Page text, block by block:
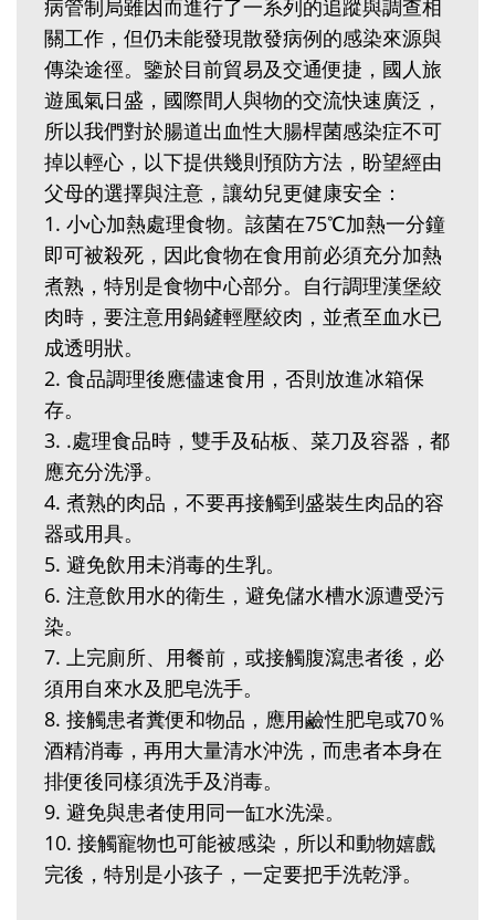
病管制局雖因而進行了一系列的追蹤與調查相
關工作，但仍未能發現散發病例的感染來源與
傳染途徑。鑒於目前貿易及交通便捷，國人旅
遊風氣日盛，國際間人與物的交流快速廣泛，
所以我們對於腸道出血性大腸桿菌感染症不可
掉以輕心，以下提供幾則預防方法，盼望經由
父母的選擇與注意，讓幼兒更健康安全：
1. 小心加熱處理食物。該菌在75℃加熱一分鐘
即可被殺死，因此食物在食用前必須充分加熱
煮熟，特別是食物中心部分。自行調理漢堡絞
肉時，要注意用鍋鏟輕壓絞肉，並煮至血水已
成透明狀。
2. 食品調理後應儘速食用，否則放進冰箱保
存。
3. .處理食品時，雙手及砧板、菜刀及容器，都
應充分洗淨。
4. 煮熟的肉品，不要再接觸到盛裝生肉品的容
器或用具。
5. 避免飲用未消毒的生乳。
6. 注意飲用水的衛生，避免儲水槽水源遭受污
染。
7. 上完廁所、用餐前，或接觸腹瀉患者後，必
須用自來水及肥皂洗手。
8. 接觸患者糞便和物品，應用鹼性肥皂或70％
酒精消毒，再用大量清水沖洗，而患者本身在
排便後同樣須洗手及消毒。
9. 避免與患者使用同一缸水洗澡。
10. 接觸寵物也可能被感染，所以和動物嬉戲
完後，特別是小孩子，一定要把手洗乾淨。